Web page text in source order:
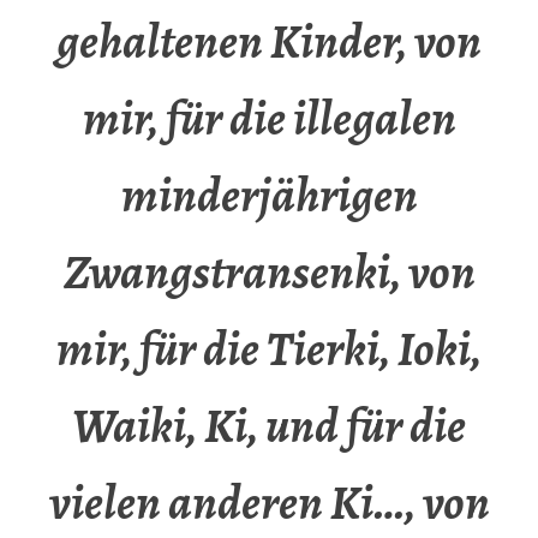
gehaltenen Kinder, von
mir, für die illegalen
minderjährigen
Zwangstransenki, von
mir, für die Tierki, Ioki,
Waiki, Ki, und für die
vielen anderen Ki…, von